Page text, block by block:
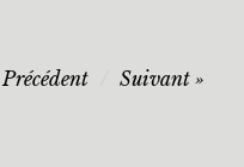
Précédent Suivant